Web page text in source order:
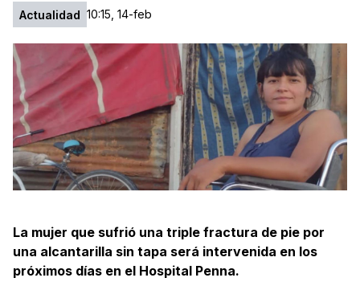
Actualidad 10:15, 14-feb
La mujer que sufrió una triple fractura de pie por
una alcantarilla sin tapa será intervenida en los
próximos días en el Hospital Penna.